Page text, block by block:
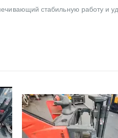
стабильную работу и